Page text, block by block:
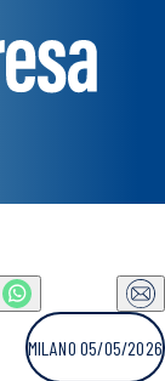
MILANO 05/05/2026